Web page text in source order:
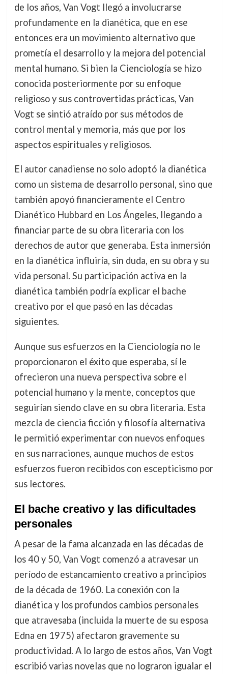
de los años, Van Vogt llegó a involucrarse
profundamente en la dianética, que en ese
entonces era un movimiento alternativo que
prometía el desarrollo y la mejora del potencial
mental humano. Si bien la Cienciología se hizo
conocida posteriormente por su enfoque
religioso y sus controvertidas prácticas, Van
Vogt se sintió atraído por sus métodos de
control mental y memoria, más que por los
aspectos espirituales y religiosos.
El autor canadiense no solo adoptó la dianética
como un sistema de desarrollo personal, sino que
también apoyó financieramente el Centro
Dianético Hubbard en Los Ángeles, llegando a
financiar parte de su obra literaria con los
derechos de autor que generaba. Esta inmersión
en la dianética influiría, sin duda, en su obra y su
vida personal. Su participación activa en la
dianética también podría explicar el bache
creativo por el que pasó en las décadas
siguientes.
Aunque sus esfuerzos en la Cienciología no le
proporcionaron el éxito que esperaba, sí le
ofrecieron una nueva perspectiva sobre el
potencial humano y la mente, conceptos que
seguirían siendo clave en su obra literaria. Esta
mezcla de ciencia ficción y filosofía alternativa
le permitió experimentar con nuevos enfoques
en sus narraciones, aunque muchos de estos
esfuerzos fueron recibidos con escepticismo por
sus lectores.
El bache creativo y las dificultades
personales
A pesar de la fama alcanzada en las décadas de
los 40 y 50, Van Vogt comenzó a atravesar un
período de estancamiento creativo a principios
de la década de 1960. La conexión con la
dianética y los profundos cambios personales
que atravesaba (incluida la muerte de su esposa
Edna en 1975) afectaron gravemente su
productividad. A lo largo de estos años, Van Vogt
escribió varias novelas que no lograron igualar el